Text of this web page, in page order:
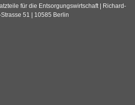
für die Entsorgungswirtschaft | Richard-
51 | 10585 Berlin